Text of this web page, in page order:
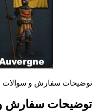
توضیحات سفارش و سوالات
توضیحات سفارش